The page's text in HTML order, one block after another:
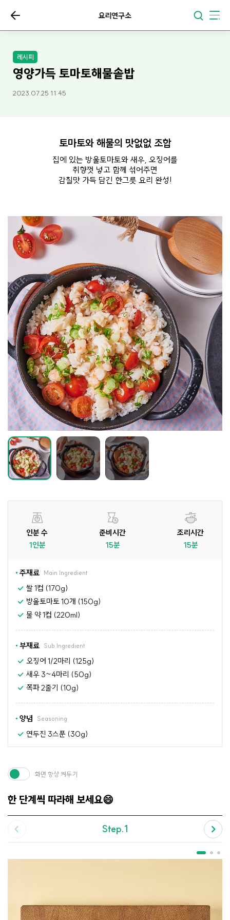
요리연구소
레시피
영양가득 토마토해물솥밥
2023.07.25 11:45
토마토와 해물의 맛없없 조합
집에 있는 방울토마토와 새우, 오징어를
취향껏 넣고 함께 섞어주면
감칠맛 가득 담긴 한그릇 요리 완성!
인분 수
1인분
준비시간
15분
조리시간
15분
주재료 Main Ingredient
쌀 1컵 (170g)
방울토마토 10개 (150g)
물 약 1컵 (220ml)
부재료 Sub Ingredient
오징어 1/2마리 (125g)
새우 3~4마리 (50g)
쪽파 2줄기 (10g)
양념 Seasoning
연두진 3스푼 (30g)
한 단계씩 따라해 보세요😄
화면 항상 켜두기
Step.1